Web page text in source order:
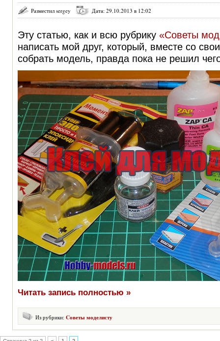
Разместил sergey Дата: 29.10.2013 в 12:02
Эту статью, как и всю рубрику «Cоветы
написать мой друг, который, вместе со
собрать модель, правда пока не решил
Читать запись полностью »
Из рубрики: Cоветы моделисту